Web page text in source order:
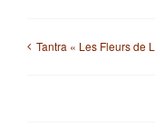
Tantra « Les Fleurs de